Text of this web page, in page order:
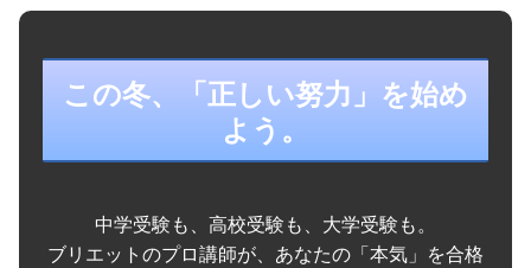
この冬、「正しい努力」を始め
よう。
中学受験も、高校受験も、大学受験も。
ブリエットのプロ講師が、あなたの「本気」を合格